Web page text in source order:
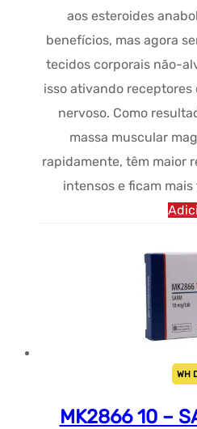
aos esteroides
benefícios, mas agora
tecidos corporais não-
isso ativando
nervoso. Como
massa muscular
rapidamente, têm maior
intensos e ficam
WH
MK2866 10 –